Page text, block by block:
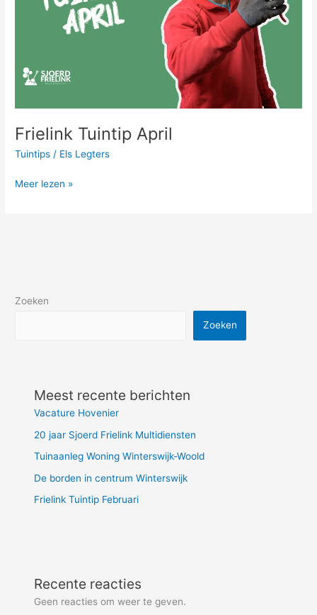
Frielink Tuintip April
Tuintips / Els Legters
Meer lezen »
Zoeken
Zoeken
Meest recente berichten
Vacature Hovenier
20 jaar Sjoerd Frielink Multidiensten
Tuinaanleg Woning Winterswijk-Woold
De borden in centrum Winterswijk
Frielink Tuintip Februari
Recente reacties
Geen reacties om weer te geven.